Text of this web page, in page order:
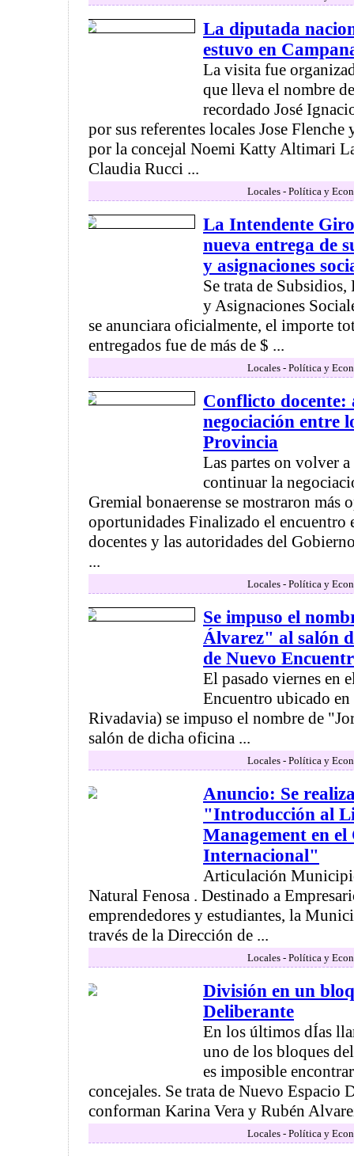
La diputada
estuvo en
La visita fue
que lleva el nombre
recordado José
por sus referentes locales Jose
por la concejal Noemi Katty Altimari
Claudia Rucci ...
Locales - Política y
La Intendente
nueva entrega de
y asignaciones
Se trata de Subsidios,
y Asignaciones
se anunciara oficialmente, el importe
entregados fue de más de $ ...
Locales - Política y
Conflicto docente:
negociación entre
Provincia
Las partes on volver
continuar la
Gremial bonaerense se mostraron más
oportunidades Finalizado el encuentro
docentes y las autoridades del
...
Locales - Política y
Se impuso el
Álvarez" al salón
de Nuevo
El pasado viernes en
Encuentro ubicado
Rivadavia) se impuso el nombre de
salón de dicha oficina ...
Locales - Política y
Anuncio: Se
"Introducción al
Management en el
Internacional"
Articulación
Natural Fenosa . Destinado a
emprendedores y estudiantes, la
través de la Dirección de ...
Locales - Política y
División en un
Deliberante
En los últimos dÍas
uno de los bloques
es imposible
concejales. Se trata de Nuevo Espacio
conforman Karina Vera y Rubén
Locales - Política y